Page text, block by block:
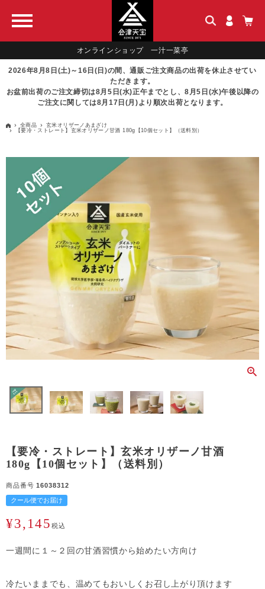
オンラインショップ 一汁一菜亭
2026年8月8日(土)～16日(日)の間、通販ご注文商品の出荷を休止させてい
ただきます。
お盆前出荷のご注文締切は8月5日(水)正午までとし、8月5日(水)午後以降の
ご注文に関しては8月17日(月)より順次出荷となります。
全商品
玄米オリザーノあまざけ
【要冷・ストレート】玄米オリザーノ甘酒 180g【10個セット】（送料別）
【要冷・ストレート】玄米オリザーノ甘酒
180g【10個セット】（送料別）
商品番号 16038312
クール便でお届け
¥3,145税込
一週間に１～２回の甘酒習慣から始めたい方向け
冷たいままでも、温めてもおいしくお召し上がり頂けます